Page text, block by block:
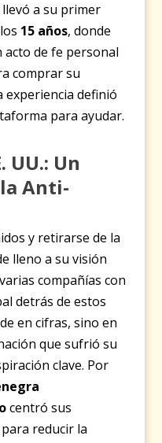
llevó a su primer
15 años, donde
de fe personal
comprar su
experiencia definió
para ayudar.
UU.: Un
Anti-
y retirarse de la
lleno a su visión
compañías con
detrás de estos
en cifras, sino en
que sufrió su
clave. Por
centró sus
reducir la